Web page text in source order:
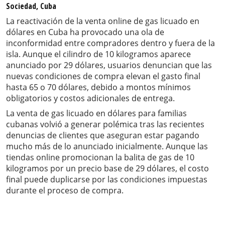
Sociedad, Cuba
La reactivación de la venta online de gas licuado en
dólares en Cuba ha provocado una ola de
inconformidad entre compradores dentro y fuera de la
isla. Aunque el cilindro de 10 kilogramos aparece
anunciado por 29 dólares, usuarios denuncian que las
nuevas condiciones de compra elevan el gasto final
hasta 65 o 70 dólares, debido a montos mínimos
obligatorios y costos adicionales de entrega.
La venta de gas licuado en dólares para familias
cubanas volvió a generar polémica tras las recientes
denuncias de clientes que aseguran estar pagando
mucho más de lo anunciado inicialmente. Aunque las
tiendas online promocionan la balita de gas de 10
kilogramos por un precio base de 29 dólares, el costo
final puede duplicarse por las condiciones impuestas
durante el proceso de compra.